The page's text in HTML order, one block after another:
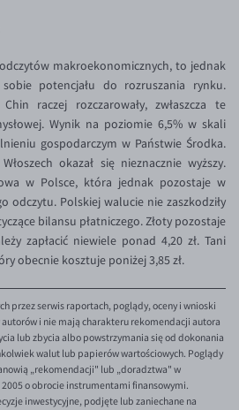
makroekonomicznych, to jednak
potencjału do rozruszania rynku.
raczej rozczarowały, zwłaszcza te
Wynik na poziomie 6,5% w skali
gospodarczym w Państwie Środka.
okazał się nieznacznie wyższy.
w Polsce, która jednak pozostaje w
odczytu. Polskiej walucie nie zaszkodziły
bilansu płatniczego. Złoty pozostaje
zapłacić niewiele ponad 4,20 zł. Tani
obecnie kosztuje poniżej 3,85 zł.
przez serwis raportach, poglądy, oceny i wnioski
i nie mają charakteru rekomendacji autora
lub zbycia albo powstrzymania się od dokonania
walut lub papierów wartościowych. Poglądy
„rekomendacji" lub „doradztwa" w
o obrocie instrumentami finansowymi.
inwestycyjne, podjęte lub zaniechane na